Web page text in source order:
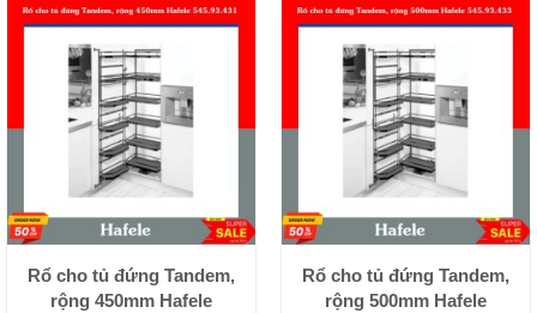
Rổ cho tủ đứng Tandem,
rộng 450mm Hafele
Rổ cho tủ đứng Tandem,
rộng 500mm Hafele